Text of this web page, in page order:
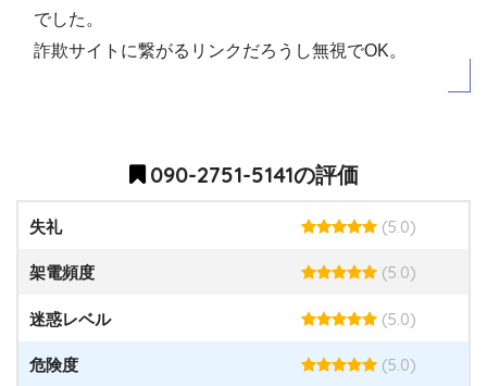
でした。
詐欺サイトに繋がるリンクだろうし無視でOK。
090-2751-5141の評価
失礼 (5.0)
架電頻度 (5.0)
迷惑レベル (5.0)
危険度 (5.0)